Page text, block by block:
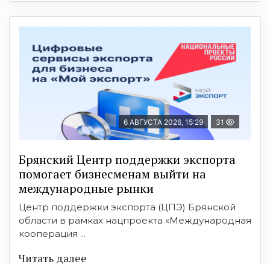
6 АВГУСТА 2026, 15:29 31
Брянский Центр поддержки экспорта
помогает бизнесменам выйти на
международные рынки
Центр поддержки экспорта (ЦПЭ) Брянской
области в рамках нацпроекта «Международная
кооперация ...
Читать далее